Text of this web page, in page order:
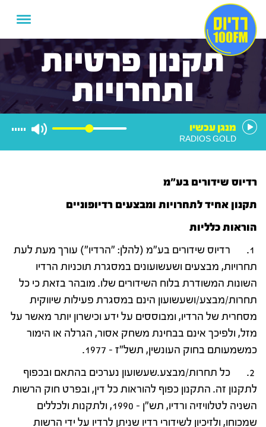
תקנון פרטיות
ותחרויות
מנגן עכשיו
RADIOS GOLD
רדיוס שידורים בע"מ
תקנון אחיד לתחרויות ומבצעים רדיופוניים
הוראות כלליות
1. רדיוס שידורים בע"מ (להלן: "הרדיו") עורך מעת לעת
תחרויות, מבצעים ושעשועונים במסגרת תוכניות הרדיו
השונות המשודרת בלוח השידורים שלו. מובהר בזאת כי כל
תחרות/מבצע/ושעשועון הינם במסגרת פעילות שיווקית
מסחרית של הרדיו, ומבוססים על ידע וכישרון יותר מאשר על
מזל, ולפיכך אינם בבחינת משחק אסור, הגרלה או הימור
כמשמעותם בחוק העונשין, תשל"ז – 1977.
2. כל תחרות/מבצע.שעשועון נערכים בהתאם ובכפוף
לתקנון זה. התקנון כפוף להוראות כל דין, ובפרט חוק הרשות
השניה לטלוויזיה ורדיו, תש"ן – 1990, ולתקנות ולכללים
שמכוחו, ולזיכיון לשידורי רדיו שניתן לרדיו על ידי הרשות